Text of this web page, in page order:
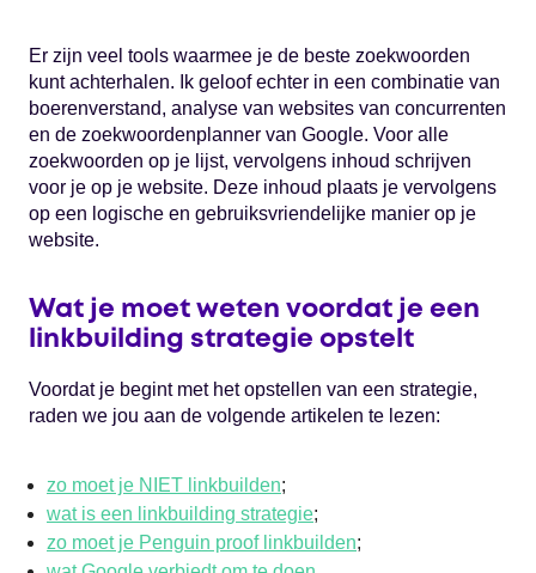
Er zijn veel tools waarmee je de beste zoekwoorden
kunt achterhalen. Ik geloof echter in een combinatie van
boerenverstand, analyse van websites van concurrenten
en de zoekwoordenplanner van Google. Voor alle
zoekwoorden op je lijst, vervolgens inhoud schrijven
voor je op je website. Deze inhoud plaats je vervolgens
op een logische en gebruiksvriendelijke manier op je
website.
Wat je moet weten voordat je een
linkbuilding strategie opstelt
Voordat je begint met het opstellen van een strategie,
raden we jou aan de volgende artikelen te lezen:
zo moet je NIET linkbuilden;
wat is een linkbuilding strategie;
zo moet je Penguin proof linkbuilden;